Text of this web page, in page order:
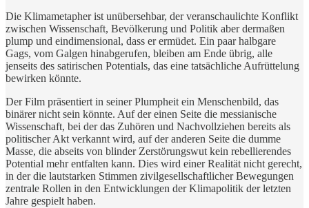
Die Klimametapher ist unübersehbar, der veranschaulichte Konflikt
zwischen Wissenschaft, Bevölkerung und Politik aber dermaßen
plump und eindimensional, dass er ermüdet. Ein paar halbgare
Gags, vom Galgen hinabgerufen, bleiben am Ende übrig, alle
jenseits des satirischen Potentials, das eine tatsächliche Aufrüttelung
bewirken könnte.
Der Film präsentiert in seiner Plumpheit ein Menschenbild, das
binärer nicht sein könnte. Auf der einen Seite die messianische
Wissenschaft, bei der das Zuhören und Nachvollziehen bereits als
politischer Akt verkannt wird, auf der anderen Seite die dumme
Masse, die abseits von blinder Zerstörungswut kein rebellierendes
Potential mehr entfalten kann. Dies wird einer Realität nicht gerecht,
in der die lautstarken Stimmen zivilgesellschaftlicher Bewegungen
zentrale Rollen in den Entwicklungen der Klimapolitik der letzten
Jahre gespielt haben.